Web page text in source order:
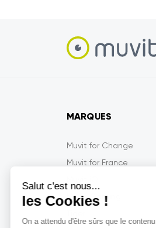
Salut c'est nous...
les Cookies !
On a attendu d'être sûrs que le contenu
MARQUES
Muvit for Change
Muvit for France
Muvit Gaming